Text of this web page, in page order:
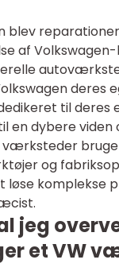
blev
af
deres
til deres
en dybere viden
værksteder
og
løse komplekse
jeg
et VW